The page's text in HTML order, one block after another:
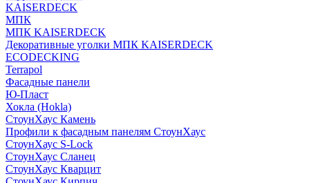
KAISERDECK
МПК
МПК KAISERDECK
Декоративные уголки МПК KAISERDECK
ECODECKING
Terrapol
Фасадные панели
Ю-Пласт
Хокла (Hokla)
СтоунХаус Камень
Профили к фасадным панелям СтоунХаус
СтоунХаус S-Lock
СтоунХаус Сланец
СтоунХаус Кварцит